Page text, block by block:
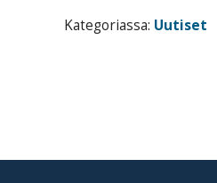
Kategoriassa: Uutiset